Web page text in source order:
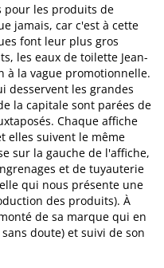
pour les produits de
jamais, car c'est à cette
font leur plus gros
les eaux de toilette Jean-
à la vague promotionnelle.
desservent les grandes
la capitale sont parées de
Chaque affiche
elles suivent le même
sur la gauche de l'affiche,
et de tuyauterie
qui nous présente une
des produits). À
de sa marque qui en
doute) et suivi de son